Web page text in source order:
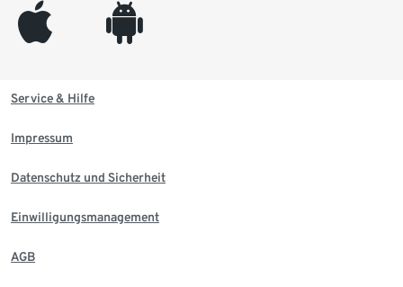
appleinc android
Service & Hilfe
Impressum
Datenschutz und Sicherheit
Einwilligungsmanagement
AGB